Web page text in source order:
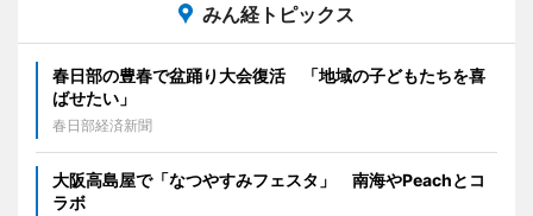
みん経トピックス
春日部の豊春で盆踊り大会復活 「地域の子どもたちを喜
ばせたい」
春日部経済新聞
大阪高島屋で「なつやすみフェスタ」 南海やPeachとコ
ラボ